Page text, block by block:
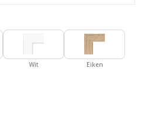
Wit Eiken